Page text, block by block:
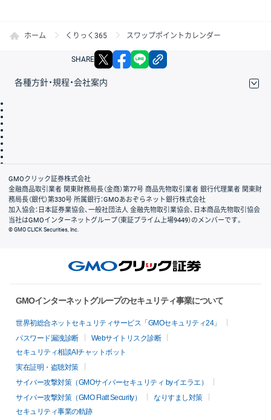
ホーム くりっく365 スワップポイントカレンダー
SHARE X facebook
各種方針・規程・会社案内
会社案内
GMOクリック証券株式会社
金融商品取引業者 関東財務局長（金商）第77号 商品先物取引業者 銀行代理業者 関東財
務局長（銀代）第330号 所属銀行：GMOあおぞらネット銀行株式会社
加入協会：日本証券業協会、一般社団法人 金融先物取引業協会、日本商品先物取引協会
当社はGMOインターネットグループ（東証プライム上場9449）のメンバーです。
© GMO CLICK Securities, Inc.
GMOインターネットグループのセキュリティ事業について
世界初総合ネットセキュリティサービス「GMOセキュリティ24」
パスワード漏洩診断
Webサイトリスク診断
セキュリティ相談AIチャットボット
実在証明・盗聴対策
サイバー攻撃対策（GMOサイバーセキュリティ byイエラエ）
サイバー攻撃対策（GMO Flatt Security）
なりすまし対策
セキュリティ事業の軌跡